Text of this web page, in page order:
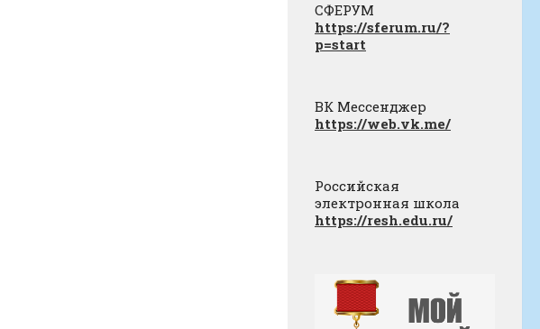
СФЕРУМ
https://sferum.ru/?
p=start
ВК Мессенджер
https://web.vk.me/
Российская
электронная школа
https://resh.edu.ru/